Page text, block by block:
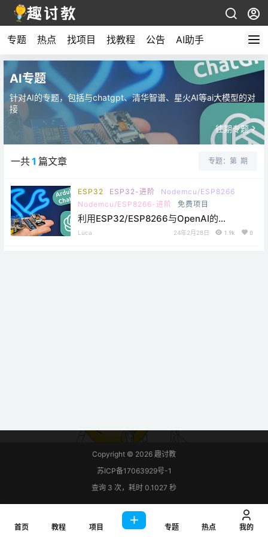
专题 热点 找项目 找教程 公告 AI助手
AI专题
针对AI的专题，包括与chatgpt、清华智谱、星火AI等ai大模型的对
接
往期专题
一共1 篇文章 专题：第 期
ESP32 ESP32-进阶
Nodemcu/ESP8266
Nodemcu/ESP8266-进阶
免费项目
利用ESP32/ESP8266与OpenAI的
ChatGPT实现对话的原理与步骤详解
Luca 24年2月28日 1.9k 0
Copyright © 2026 趣讨教
苏ICP备17063929号-1
查询 3 次，耗时 0.1027 秒
首页 教程 项目 专题 热点 我的